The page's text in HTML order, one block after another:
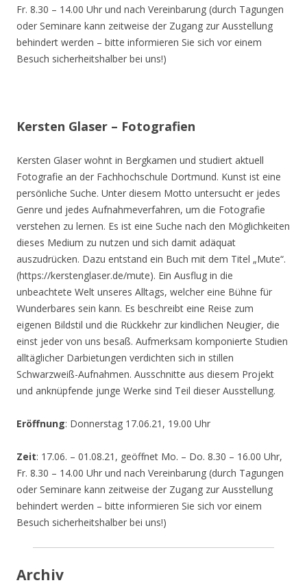
Fr. 8.30 – 14.00 Uhr und nach Vereinbarung (durch Tagungen
oder Seminare kann zeitweise der Zugang zur Ausstellung
behindert werden – bitte informieren Sie sich vor einem
Besuch sicherheitshalber bei uns!)
Kersten Glaser – Fotografien
Kersten Glaser wohnt in Bergkamen und studiert aktuell
Fotografie an der Fachhochschule Dortmund. Kunst ist eine
persönliche Suche. Unter diesem Motto untersucht er jedes
Genre und jedes Aufnahmeverfahren, um die Fotografie
verstehen zu lernen. Es ist eine Suche nach den Möglichkeiten
dieses Medium zu nutzen und sich damit adäquat
auszudrücken. Dazu entstand ein Buch mit dem Titel „Mute“.
(https://kerstenglaser.de/mute). Ein Ausflug in die
unbeachtete Welt unseres Alltags, welcher eine Bühne für
Wunderbares sein kann. Es beschreibt eine Reise zum
eigenen Bildstil und die Rückkehr zur kindlichen Neugier, die
einst jeder von uns besaß. Aufmerksam komponierte Studien
alltäglicher Darbietungen verdichten sich in stillen
Schwarzweiß-Aufnahmen. Ausschnitte aus diesem Projekt
und anknüpfende junge Werke sind Teil dieser Ausstellung.
Eröffnung: Donnerstag 17.06.21, 19.00 Uhr
Zeit: 17.06. – 01.08.21, geöffnet Mo. – Do. 8.30 – 16.00 Uhr,
Fr. 8.30 – 14.00 Uhr und nach Vereinbarung (durch Tagungen
oder Seminare kann zeitweise der Zugang zur Ausstellung
behindert werden – bitte informieren Sie sich vor einem
Besuch sicherheitshalber bei uns!)
Archiv